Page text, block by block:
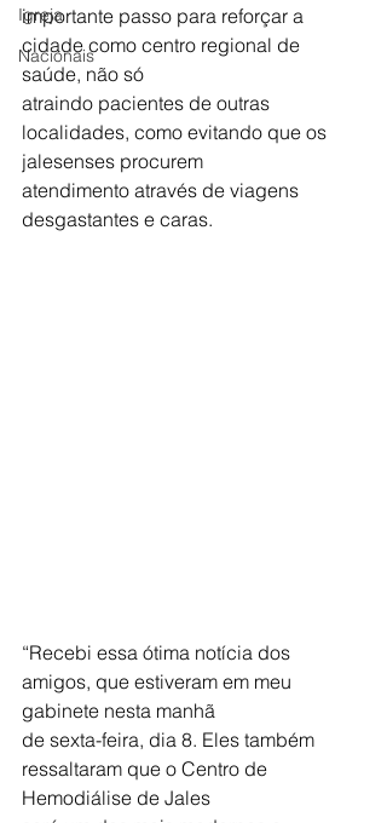
Igreja
Nacionais
importante passo para reforçar a
cidade como centro regional de
saúde, não só
atraindo pacientes de outras
localidades, como evitando que os
jalesenses procurem
atendimento através de viagens
desgastantes e caras.
“Recebi essa ótima notícia dos
amigos, que estiveram em meu
gabinete nesta manhã
de sexta-feira, dia 8. Eles também
ressaltaram que o Centro de
Hemodiálise de Jales